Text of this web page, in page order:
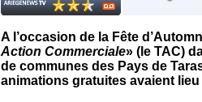
A l’occasion de la Fête
Action Commerciale» (le TAC)
de communes des Pays de
animations gratuites avaient